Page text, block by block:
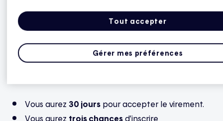
Saisissez ensuite le code
Réponse à la question de
Vous aurez 30 jourspour accepter le virement.
Vous aurez trois chancesd’inscrire
Tout accepter
Gérer mes préférences